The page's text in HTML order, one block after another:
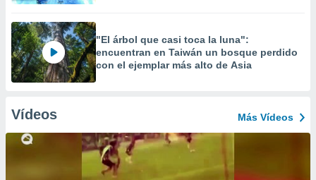
"El árbol que casi toca la luna":
encuentran en Taiwán un bosque perdido
con el ejemplar más alto de Asia
Vídeos Más Vídeos